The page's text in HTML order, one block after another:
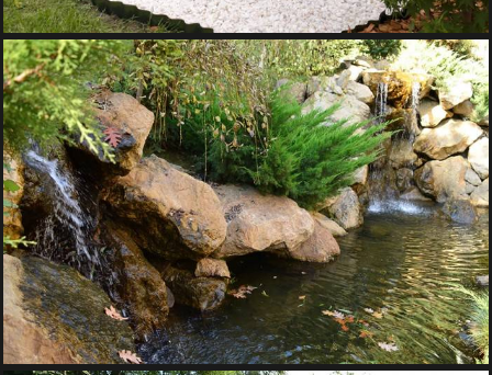
CASCADA DECORATIVA – GRADINA ZEN
Iazuri si Cascade